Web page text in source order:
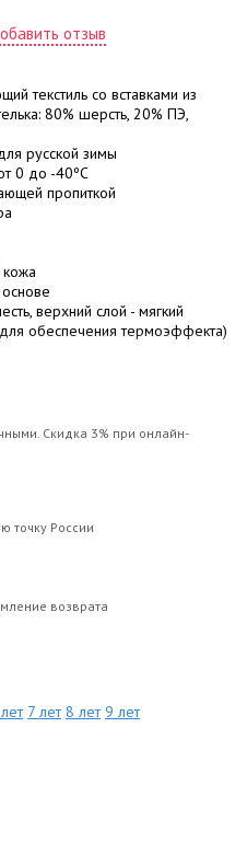
отзыв
текстиль со вставками из
80% шерсть, 20% ПЭ,
русской зимы
0 до -40ºС
пропиткой
верхний слой - мягкий
обеспечения термоэффекта)
влажной губкой
в стиральной машинке
свойств после стирки
аэрозоль
Скидка 3% при онлайн-
точку России
возврата
7 лет 8 лет 9 лет